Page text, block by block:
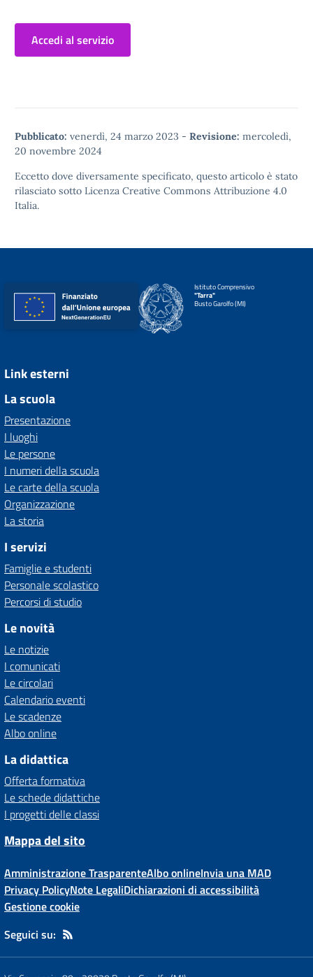
Accedi al servizio
Pubblicato: venerdì, 24 marzo 2023 - Revisione: mercoledì,
20 novembre 2024
Eccetto dove diversamente specificato, questo articolo è stato
rilasciato sotto Licenza Creative Commons Attribuzione 4.0
Italia.
Istituto Comprensivo
"Tarra"
Busto Garolfo (MI)
Link esterni
La scuola
Presentazione
I luoghi
Le persone
I numeri della scuola
Le carte della scuola
Organizzazione
La storia
I servizi
Famiglie e studenti
Personale scolastico
Percorsi di studio
Le novità
Le notizie
I comunicati
Le circolari
Calendario eventi
Le scadenze
Albo online
La didattica
Offerta formativa
Le schede didattiche
I progetti delle classi
Mappa del sito
Amministrazione TrasparenteAlbo onlineInvia una MAD
Privacy PolicyNote LegaliDichiarazioni di accessibilità
Gestione cookie
Seguici su: